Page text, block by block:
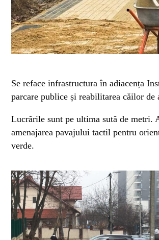
Se reface infrastructura în adiacența
parcare publice și reabilitarea căilor de
Lucrările sunt pe ultima sută de metri.
amenajarea pavajului tactil pentru
verde.